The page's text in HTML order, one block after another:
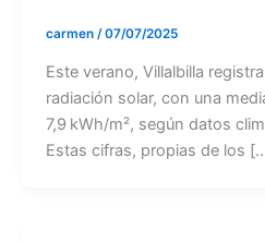
carmen /07/07/2025
Este verano, Villalbilla
radiación solar, con una
7,9 kWh/m², según datos
Estas cifras, propias de los